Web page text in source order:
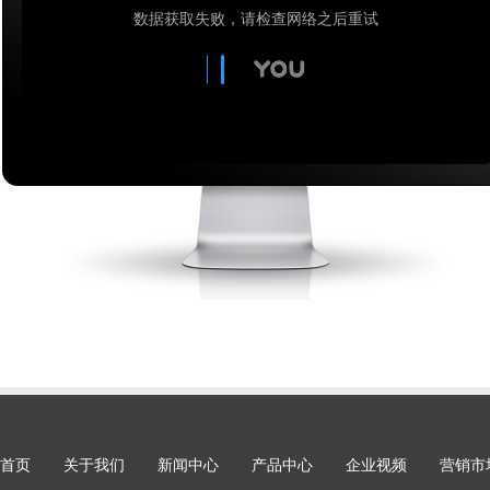
首页 关于我们 新闻中心 产品中心 企业视频 营销市